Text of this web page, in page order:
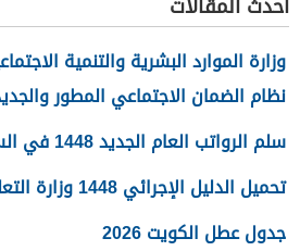
وزارة الموارد البشرية والتنمية
نظام الضمان الاجتماعي المطور والجديد
سلم الرواتب العام الجديد 1448 في السعودية
تحميل الدليل الإجرائي 1448 وزارة التعليم pdf
جدول عطل الكويت 2026